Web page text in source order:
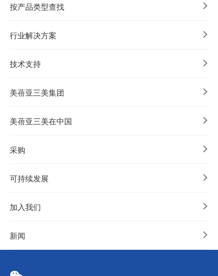
按产品类型查找
行业解决方案
技术支持
美蓓亚三美集团
美蓓亚三美在中国
采购
可持续发展
加入我们
新闻